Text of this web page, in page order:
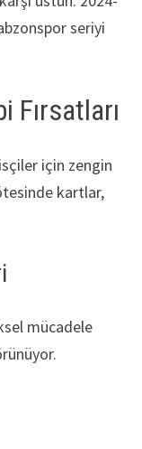
seriyi
Fırsatları
için zengin
kartlar,
mücadele